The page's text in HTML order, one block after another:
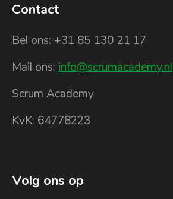
Contact
Bel ons: +31 85 130 21 17
Mail ons: info@scrumacademy.nl
Scrum Academy
KvK: 64778223
Volg ons op